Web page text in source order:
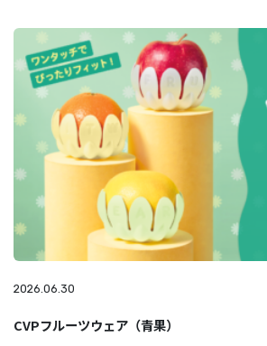
2026.06.30
CVPフルーツウェア（青果）